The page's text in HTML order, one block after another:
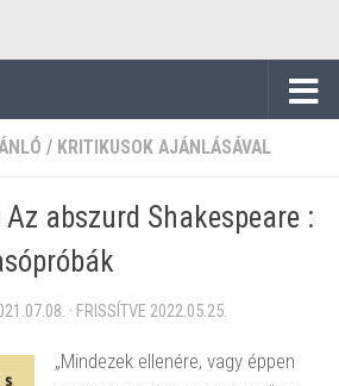
/ KRITIKUSOK AJÁNLÁSÁVAL
abszurd Shakespeare :
· FRISSÍTVE 2022.05.25.
„Mindezek ellenére, vagy éppen